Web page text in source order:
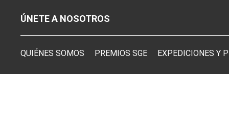
ÚNETE A NOSOTROS
QUIÉNES SOMOS PREMIOS SGE EXPEDICIONES Y